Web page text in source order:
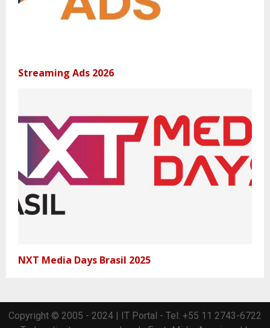
Streaming Ads 2026
NXT Media Days Brasil 2025
Copyright © 2005 - 2024 | IT Portal - Tel: +55 11 2743-6722